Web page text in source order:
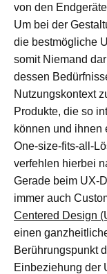
von den
Um bei der
die bestmögliche
somit Niemand
dessen
Nutzungskontext
Produkte, die so
können und ihnen
One-size-fits-all-
verfehlen hierbei
Gerade beim UX-
immer auch
Centered Design
einen
Berührungspunkt
Einbeziehung der